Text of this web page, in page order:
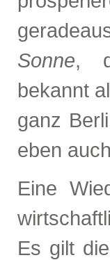
Sonne,
bekannt
ganz
eben
Eine
Es gilt